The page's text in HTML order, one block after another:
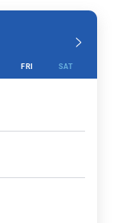
FRI SAT